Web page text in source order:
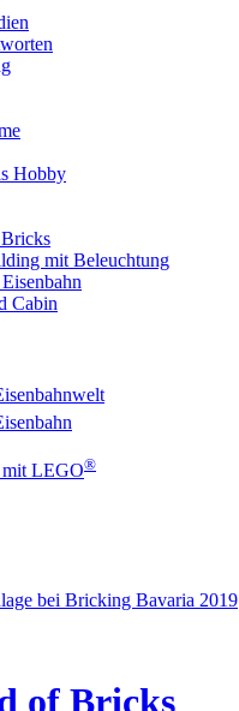
Hobby
mit Beleuchtung
Cabin
mit LEGO®
bei Bricking Bavaria 2019
of Bricks